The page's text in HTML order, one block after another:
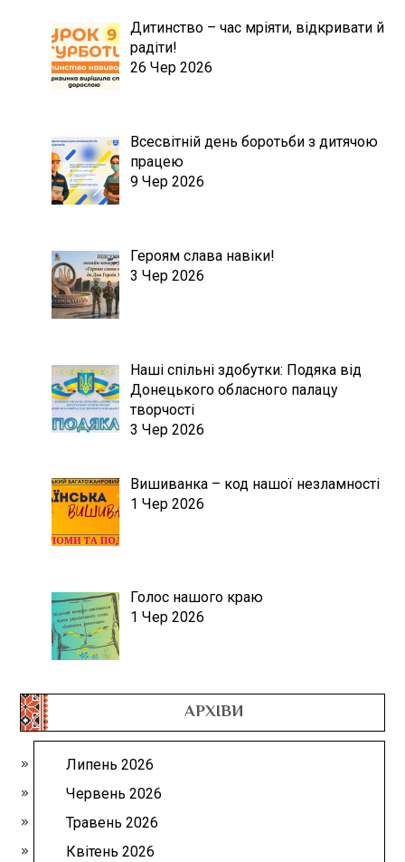
Дитинство – час мріяти, відкривати й
радіти!
26 Чер 2026
Всесвітній день боротьби з дитячою
працею
9 Чер 2026
Героям слава навіки!
3 Чер 2026
Наші спільні здобутки: Подяка від
Донецького обласного палацу
творчості
3 Чер 2026
Вишиванка – код нашої незламності
1 Чер 2026
Голос нашого краю
1 Чер 2026
АРХІВИ
Липень 2026
Червень 2026
Травень 2026
Квітень 2026